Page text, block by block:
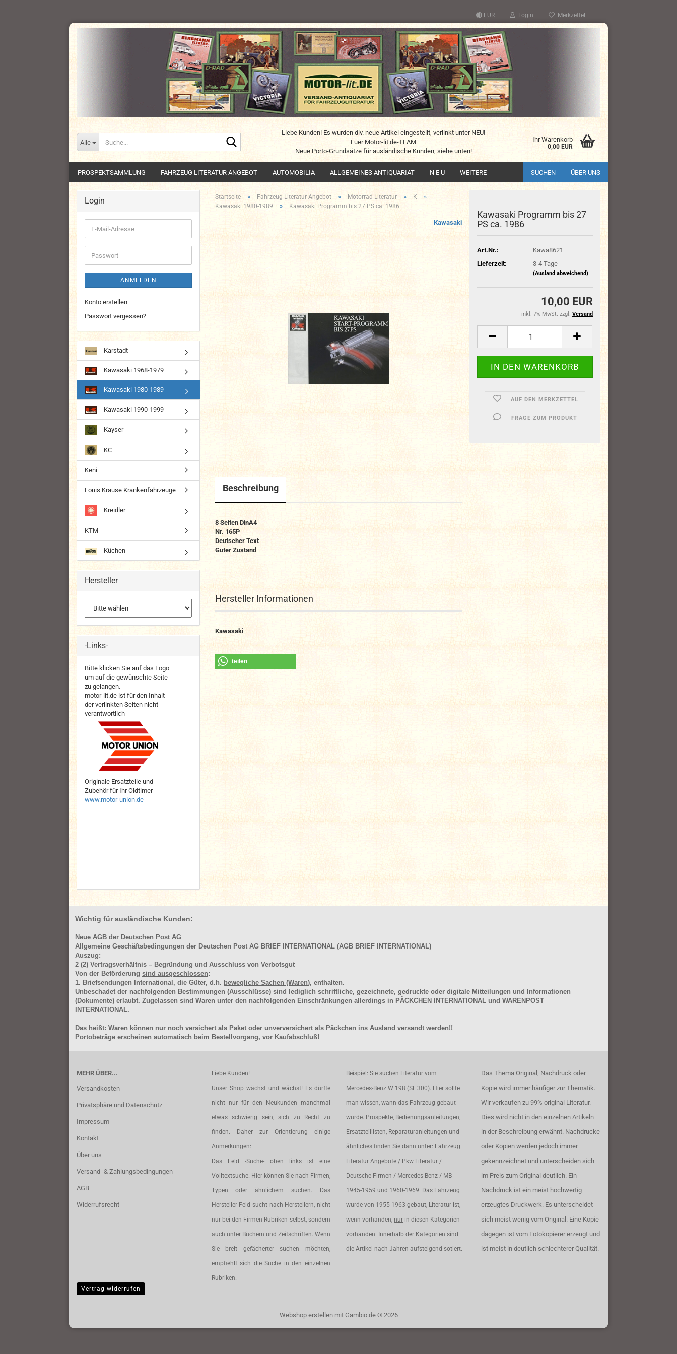
EUR Login Merkzettel
Alle
Liebe Kunden! Es wurden div. neue Artikel eingestellt, verlinkt unter NEU!
Euer Motor-lit.de-TEAM
Neue Porto-Grundsätze für ausländische Kunden, siehe unten!
Ihr Warenkorb
0,00 EUR
PROSPEKTSAMMLUNG FAHRZEUG LITERATUR ANGEBOT AUTOMOBILIA ALLGEMEINES ANTIQUARIAT N E U SUCHEN ÜBER UNS
WEITERE
Startseite » Fahrzeug Literatur Angebot » Motorrad Literatur » K »
Kawasaki 1980-1989 » Kawasaki Programm bis 27 PS ca. 1986
Kawasaki
Kawasaki Programm bis 27
PS ca. 1986
Art.Nr.:
Kawa8621
Lieferzeit:
3-4 Tage
(Ausland abweichend)
10,00 EUR
inkl. 7% MwSt. zzgl. Versand
AUF DEN MERKZETTEL
FRAGE ZUM PRODUKT
Beschreibung
8 Seiten DinA4
Nr. 165P
Deutscher Text
Guter Zustand
Hersteller Informationen
Kawasaki
teilen
Login
E-
Mail-
Adresse
Passwort
ANMELDEN
Konto erstellen
Passwort vergessen?
Karstadt
Kawasaki 1968-1979
Kawasaki 1980-1989
Kawasaki 1990-1999
Kayser
KC
Keni
Louis Krause Krankenfahrzeuge
Kreidler
KTM
Küchen
Hersteller
-Links-
Bitte klicken Sie auf das Logo
um auf die gewünschte Seite
zu gelangen.
motor-lit.de ist für den Inhalt
der verlinkten Seiten nicht
verantwortlich
Originale Ersatzteile und
Zubehör für Ihr Oldtimer
www.motor-union.de
Wichtig für ausländische Kunden:
Neue AGB der Deutschen Post AG
Allgemeine Geschäftsbedingungen der Deutschen Post AG BRIEF INTERNATIONAL (AGB BRIEF INTERNATIONAL)
Auszug:
2 (2) Vertragsverhältnis – Begründung und Ausschluss von Verbotsgut
Von der Beförderung sind ausgeschlossen:
1. Briefsendungen International, die Güter, d.h. bewegliche Sachen (Waren), enthalten.
Unbeschadet der nachfolgenden Bestimmungen (Ausschlüsse) sind lediglich schriftliche, gezeichnete, gedruckte oder digitale Mitteilungen und Informationen
(Dokumente) erlaubt. Zugelassen sind Waren unter den nachfolgenden Einschränkungen allerdings in PÄCKCHEN INTERNATIONAL und WARENPOST
INTERNATIONAL.
Das heißt: Waren können nur noch versichert als Paket oder unverversichert als Päckchen ins Ausland versandt werden!!
Portobeträge erscheinen automatisch beim Bestellvorgang, vor Kaufabschluß!
MEHR ÜBER...
Versandkosten
Privatsphäre und Datenschutz
Impressum
Kontakt
Über uns
Versand- & Zahlungsbedingungen
AGB
Widerrufsrecht
Liebe Kunden!
Unser Shop wächst und wächst! Es dürfte
nicht nur für den Neukunden manchmal
etwas schwierig sein, sich zu Recht zu
finden. Daher zur Orientierung einige
Anmerkungen:
Das Feld -Suche- oben links ist eine
Volltextsuche. Hier können Sie nach Firmen,
Typen oder ähnlichem suchen. Das
Hersteller Feld sucht nach Herstellern, nicht
nur bei den Firmen-Rubriken selbst, sondern
auch unter Büchern und Zeitschriften. Wenn
Sie breit gefächerter suchen möchten,
empfiehlt sich die Suche in den einzelnen
Rubriken.
Beispiel: Sie suchen Literatur vom
Mercedes-Benz W 198 (SL 300). Hier sollte
man wissen, wann das Fahrzeug gebaut
wurde. Prospekte, Bedienungsanleitungen,
Ersatzteillisten, Reparaturanleitungen und
ähnliches finden Sie dann unter: Fahrzeug
Literatur Angebote / Pkw Literatur /
Deutsche Firmen / Mercedes-Benz / MB
1945-1959 und 1960-1969. Das Fahrzeug
wurde von 1955-1963 gebaut, Literatur ist,
wenn vorhanden, nur in diesen Kategorien
vorhanden. Innerhalb der Kategorien sind
die Artikel nach Jahren aufsteigend sotiert.
Das Thema Original, Nachdruck oder
Kopie wird immer häufiger zur Thematik.
Wir verkaufen zu 99% original Literatur.
Dies wird nicht in den einzelnen Artikeln
in der Beschreibung erwähnt. Nachdrucke
oder Kopien werden jedoch immer
gekennzeichnet und unterscheiden sich
im Preis zum Original deutlich. Ein
Nachdruck ist ein meist hochwertig
erzeugtes Druckwerk. Es unterscheidet
sich meist wenig vom Original. Eine Kopie
dagegen ist vom Fotokopierer erzeugt und
ist meist in deutlich schlechterer Qualität.
Vertrag widerrufen
Webshop erstellenmit Gambio.de © 2026